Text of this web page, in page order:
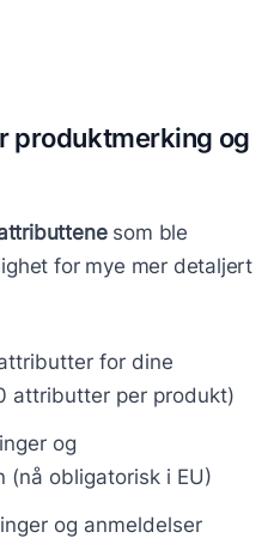
produktmerking og
som ble
for mye mer detaljert
for dine
attributter per produkt)
og
obligatorisk i EU)
og anmeldelser